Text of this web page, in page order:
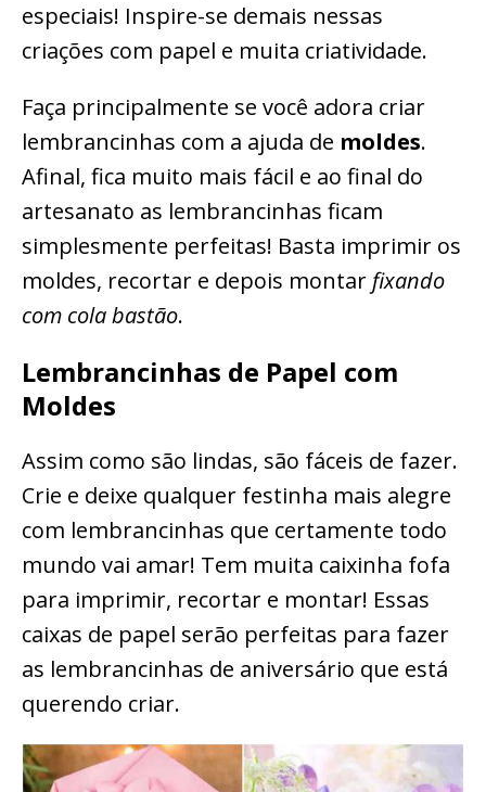
especiais! Inspire-se demais nessas
criações com papel e muita criatividade.
Faça principalmente se você adora criar
lembrancinhas com a ajuda de moldes.
Afinal, fica muito mais fácil e ao final do
artesanato as lembrancinhas ficam
simplesmente perfeitas! Basta imprimir os
moldes, recortar e depois montar fixando
com cola bastão.
Lembrancinhas de Papel com
Moldes
Assim como são lindas, são fáceis de fazer.
Crie e deixe qualquer festinha mais alegre
com lembrancinhas que certamente todo
mundo vai amar! Tem muita caixinha fofa
para imprimir, recortar e montar! Essas
caixas de papel serão perfeitas para fazer
as lembrancinhas de aniversário que está
querendo criar.